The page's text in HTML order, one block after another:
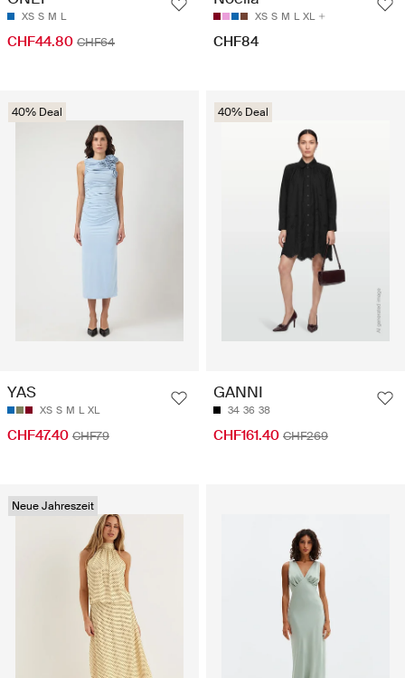
XS S M L
CHF44.80 CHF64
XS S M L XL
CHF84
40% Deal
YAS
XS S M L XL
CHF47.40 CHF79
40% Deal
GANNI
34 36 38
CHF161.40 CHF269
Neue Jahreszeit